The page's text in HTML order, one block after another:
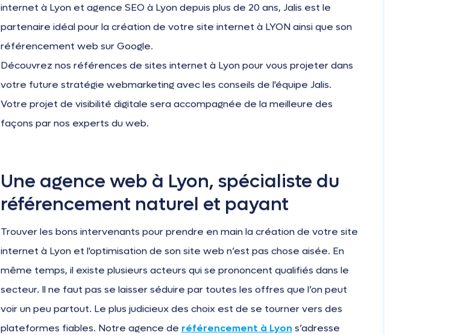
internet à Lyon et agence SEO à Lyon depuis plus de 20 ans, Jalis est le
partenaire idéal pour la création de votre site internet à LYON ainsi que son
référencement web sur Google.
Découvrez nos références de sites internet à Lyon pour vous projeter dans
votre future stratégie webmarketing avec les conseils de l'équipe Jalis.
Votre projet de visibilité digitale sera accompagnée de la meilleure des
façons par nos experts du web.
Une agence web à Lyon, spécialiste du
référencement naturel et payant
Trouver les bons intervenants pour prendre en main la création de votre site
internet à Lyon et l'optimisation de son site web n’est pas chose aisée. En
même temps, il existe plusieurs acteurs qui se prononcent qualifiés dans le
secteur. Il ne faut pas se laisser séduire par toutes les offres que l’on peut
voir un peu partout. Le plus judicieux des choix est de se tourner vers des
plateformes fiables. Notre agence de référencement à Lyon s’adresse